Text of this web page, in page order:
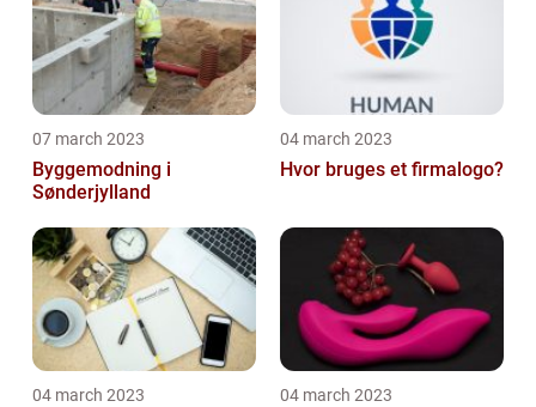
07 march 2023
Byggemodning i
Sønderjylland
04 march 2023
Hvor bruges et firmalogo?
04 march 2023 04 march 2023